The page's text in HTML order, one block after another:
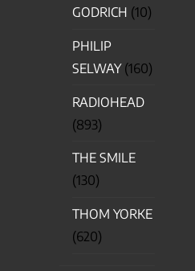
GODRICH (10)
PHILIP
SELWAY(160)
RADIOHEAD
(893)
THE SMILE
(130)
THOM YORKE
(620)